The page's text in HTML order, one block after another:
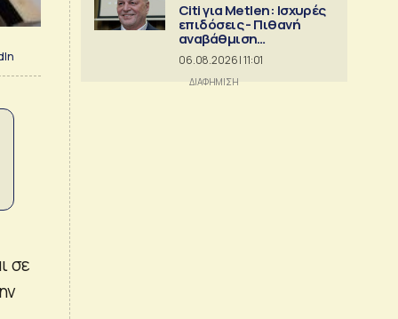
σε
Citi για Metlen: Ισχυρές
επιδόσεις - Πιθανή
αναβάθμιση
προβλέψεων
06.08.2026 | 11:01